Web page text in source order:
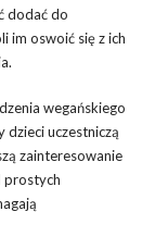
dodać do
im oswoić się z ich
wegańskiego
dzieci uczestniczą
zainteresowanie
prostych